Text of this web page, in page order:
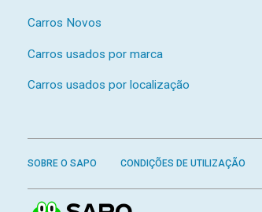
Carros Novos
Carros usados por marca
Carros usados por localização
SOBRE O SAPO CONDIÇÕES DE UTILIZAÇÃO